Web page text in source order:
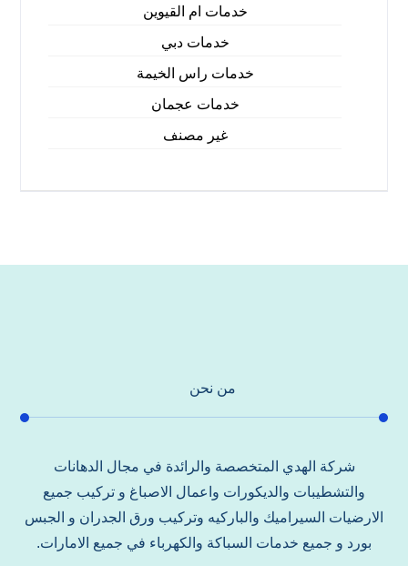
خدمات ام القيوين
خدمات دبي
خدمات راس الخيمة
خدمات عجمان
غير مصنف
من نحن
شركة الهدي المتخصصة والرائدة في مجال الدهانات
والتشطيبات والديكورات واعمال الاصباغ و تركيب جميع
الارضيات السيراميك والباركيه وتركيب ورق الجدران و الجبس
بورد و جميع خدمات السباكة والكهرباء في جميع الامارات.